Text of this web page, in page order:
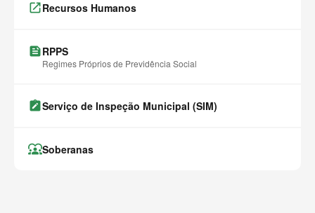
launchRecursos Humanos
feedRPPS
Regimes Próprios de Previdência Social
note_altServiço de Inspeção Municipal (SIM)
diversity_1Soberanas